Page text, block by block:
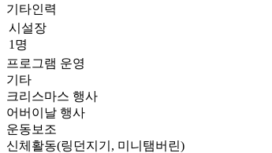
기타인력
시설장
1명
프로그램 운영
기타
크리스마스 행사
어버이날 행사
운동보조
신체활동(링던지기, 미니탬버린)